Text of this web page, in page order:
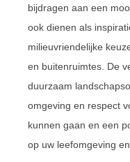
bijdragen aan een
ook dienen als
milieuvriendelijke
en buitenruimtes. De
duurzaam
omgeving en respect
kunnen gaan en een
op uw leefomgeving